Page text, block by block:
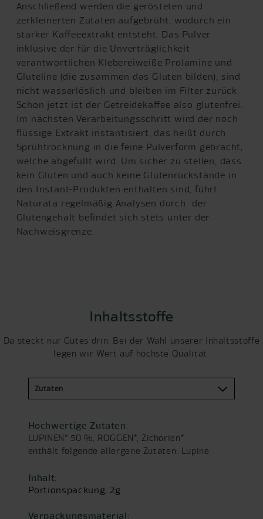
Anschließend werden die gerösteten und
zerkleinerten Zutaten aufgebrüht, wodurch ein
starker Kaffeeextrakt entsteht. Das Pulver
inklusive der für die Unverträglichkeit
verantwortlichen Klebereiweiße Prolamine und
Gluteline (die zusammen das Gluten bilden), sind
nicht wasserlöslich und bleiben im Filter zurück.
Schon jetzt ist der Getreidekaffee also glutenfrei.
Im nächsten Verarbeitungsschritt wird der noch
flüssige Extrakt instantisiert, das heißt durch
Sprühtrocknung in die feine Pulverform gebracht,
welche abgefüllt wird. Um sicher zu stellen, dass
kein Gluten und auch keine Glutenrückstände in
den Instant-Produkten enthalten sind, führt
Naturata regelmäßig Analysen durch  der
Glutengehalt befindet sich stets unter der
Nachweisgrenze.
Inhaltsstoffe
Da steckt nur Gutes drin: Bei der Wahl unserer Inhaltsstoffe
legen wir Wert auf höchste Qualität.
Hochwertige Zutaten:
LUPINEN* 50 %, ROGGEN*, Zichorien*
enthält folgende allergene Zutaten: Lupine
Inhalt:
Portionspackung, 2g
Verpackungsmaterial: